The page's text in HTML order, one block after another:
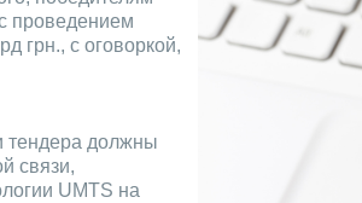
проведением
грн., с оговоркой,
тендера должны
связи,
UMTS на